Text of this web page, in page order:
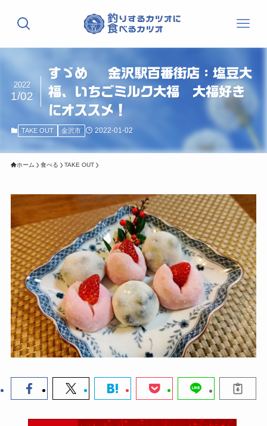
すゞめ 金沢駅百番街店：塩豆大
福、いちごミルク大福 大福好き
にオススメ！
2022
1/02
TAKE OUT 金沢市 2022-01-02
ホーム 食べる TAKE OUT